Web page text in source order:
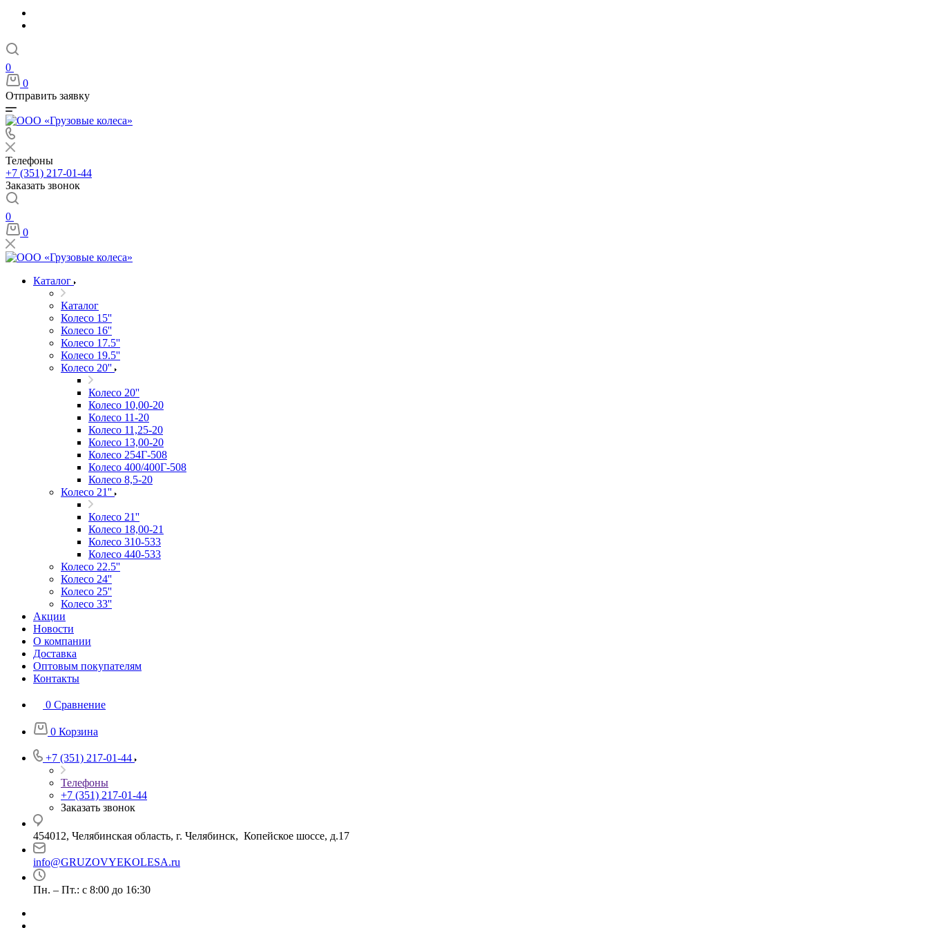
0
0
Отправить заявку
Телефоны
+7 (351) 217-01-44
Заказать звонок
0
0
Каталог
Каталог
Колесо 15''
Колесо 16''
Колесо 17.5''
Колесо 19.5''
Колесо 20''
Колесо 20''
Колесо 10,00-20
Колесо 11-20
Колесо 11,25-20
Колесо 13,00-20
Колесо 254Г-508
Колесо 400/400Г-508
Колесо 8,5-20
Колесо 21''
Колесо 21''
Колесо 18,00-21
Колесо 310-533
Колесо 440-533
Колесо 22.5''
Колесо 24''
Колесо 25''
Колесо 33''
Акции
Новости
О компании
Доставка
Оптовым покупателям
Контакты
0 Сравнение
0 Корзина
+7 (351) 217-01-44
Телефоны
+7 (351) 217-01-44
Заказать звонок
454012, Челябинская область, г. Челябинск, Копейское шоссе, д.17
info@GRUZOVYEKOLESA.ru
Пн. – Пт.: с 8:00 до 16:30